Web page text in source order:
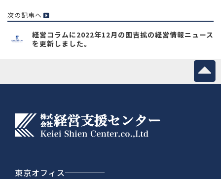
次の記事へ
経営コラムに2022年12月の国吉拡の経営情報ニュース
を更新しました。
東京オフィス